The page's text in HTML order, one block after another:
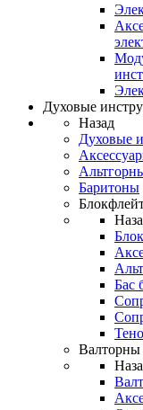
Духовые
Назад
Духовые
Баритоны
Бас
Валторны